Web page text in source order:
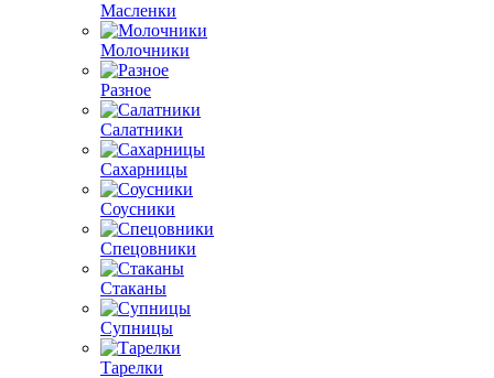
Масленки
Молочники
Разное
Салатники
Сахарницы
Соусники
Спецовники
Стаканы
Супницы
Тарелки